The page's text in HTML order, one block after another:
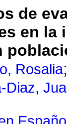
de
en la
Rosalia
Diaz,